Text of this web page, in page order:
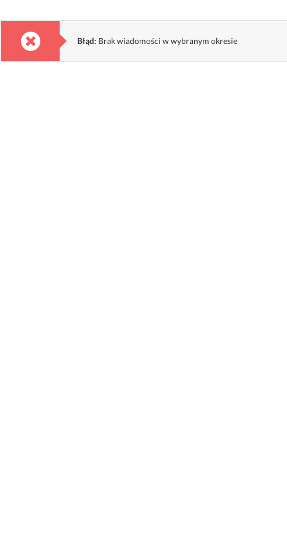
Błąd: Brak wiadomości w wybranym okresie